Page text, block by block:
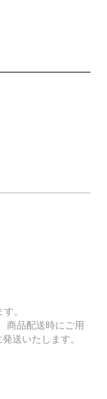
。
商品配送時にご用
送いたします。